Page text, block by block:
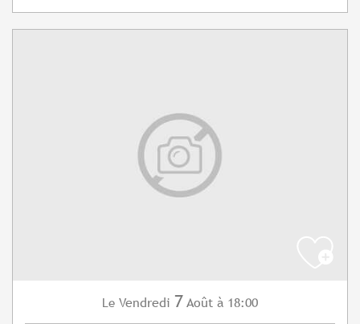
Le Vendredi 7 Août à 18:00